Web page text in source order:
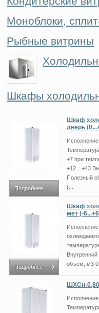
Моноблоки,
Рыбные витрины
Шкафы
Подробнее
Шкаф
дверь
+7 при
+12…+43
Полезный
(...
Подробнее
Шкаф
мет (-
объём, м3
ШХСн-